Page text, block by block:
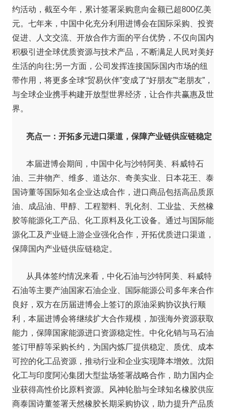
约活动，截至今年，累计签署采购意向金额已超800亿美
元。七年来，中国中化充分利用进博会在国际采购、投资
促进、人文交流、开放合作方面的平台优势，不仅向国内
积极引进全球优质资源与技术产品，不断满足人民对美好
生活的向往;另一方面，公司发挥连接国际国内市场的纽
带作用，将更多全球“贸易伙伴”变成了“好朋友”“老朋友”，
与全球企业携手构建开放型世界经济，让合作共赢惠及世
界。
亮点一：开拓多元进口渠道，保障产业链供应链稳定
本届进博会期间，中国中化与沙特阿美、科威特石
油、三井物产、维多、道达尔、奇美实业、日本花王、泰
国诗董等国际知名企业达成合作，进口商品包括高品质原
油、成品油、甲醇、工程塑料、乳化剂、工业盐、天然橡
胶等能源化工产品、化工原料及化工设备。通过与国际能
源化工及产业链上游企业强化合作，开拓优质进口渠道，
保障国内产业链供应链稳定。
从具体签约情况来看，中化石油与沙特阿美、科威特
石油等主要产油国家石油企业、国际能源公司多年来合作
良好，双方在历届进博会上签订的原油采购协议执行顺
利，本届进博会将继续扩大合作规模，加强海外资源获取
能力，保障国家能源进口资源稳定性。中化化销与马石油
签订甲醇等采购长约，为国内炼厂提供稳定、质优、成本
可控的化工品资源，推动行业和企业实现降本增效。沈阳
化工与印度阿沁集团大型盐场签署战略合作，助力国内企
业获得高性价比原料资源。风神轮胎与全球知名橡胶供应
商泰国诗董签署天然橡胶长期采购协议，助力提升产品质